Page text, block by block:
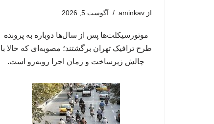
از aminkav آگوست 5, 2026
موتورسیکلت‌ها پس از سال‌ها دوباره به پرونده
طرح ترافیک تهران برگشتند؛ مصوبه‌ای که حالا با
چالش زیرساخت و زمان اجرا روبه‌رو است.